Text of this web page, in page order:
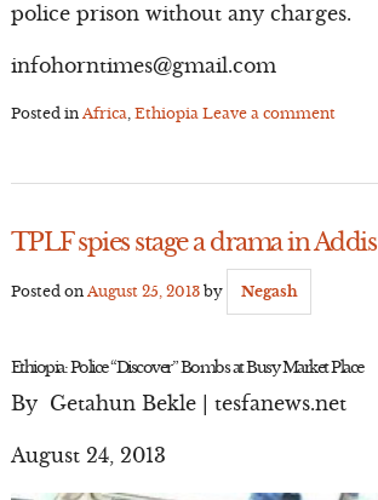
police prison without any charges.
infohorntimes@gmail.com
Posted in Africa Ethiopia Leave a comment
TPLF spies stage a drama in Addis
Posted on August 25, 2013by Negash
Ethiopia: Police “Discover” Bombs at Busy Market Place
By Getahun Bekle | tesfanews.net
August 24, 2013